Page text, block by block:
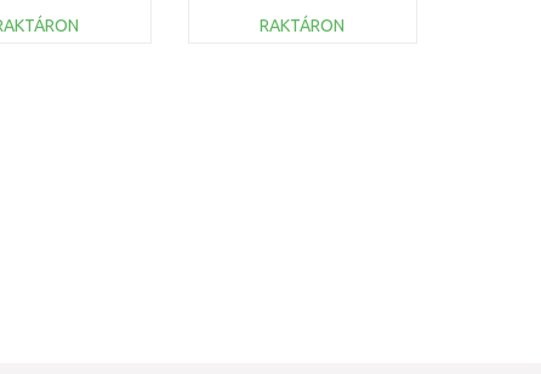
rács 35603
rács 375012
RAKTÁRON